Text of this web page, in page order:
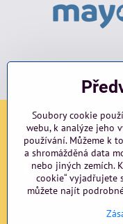
Sociální sítě
Facebook
Soubory cookie
webu, k analýze jeho
používání. Můžeme k
a shromážděná data
nebo jiných zemích.
cookie“ vyjadřujete
můžete najít